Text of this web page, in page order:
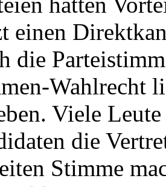
einen
die
Wahlrecht
Viele Leute
die
Stimme